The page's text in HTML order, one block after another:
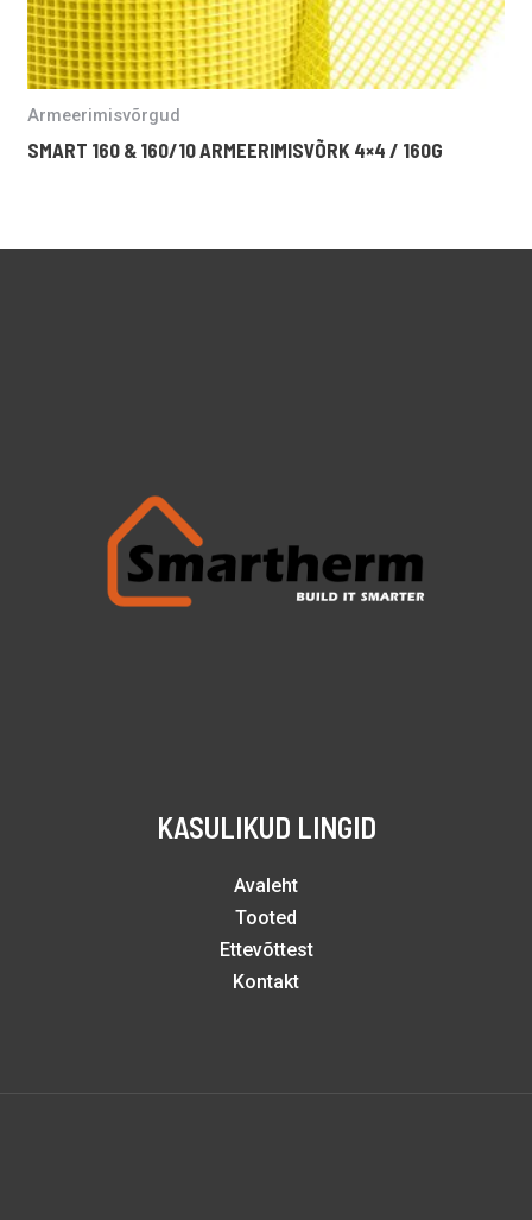
Armeerimisvõrgud
SMART 160 & 160/10 ARMEERIMISVÕRK 4×4 / 160G
KASULIKUD LINGID
Avaleht
Tooted
Ettevõttest
Kontakt